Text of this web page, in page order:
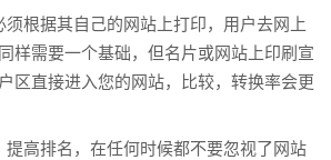
须根据其自己的网站上打印，用户去网上
样需要一个基础，但名片或网站上印刷宣
区直接进入您的网站，比较，转换率会更
提高排名，在任何时候都不要忽视了网站